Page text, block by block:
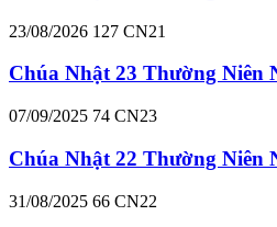
23/08/2026 127 CN21
Chúa Nhật 23 Thường Niên
07/09/2025 74 CN23
Chúa Nhật 22 Thường Niên
31/08/2025 66 CN22